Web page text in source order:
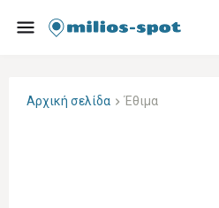
Αρχική σελίδα Έθιμα